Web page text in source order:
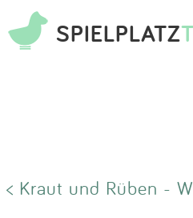
SPIELPLATZ
< Kraut und Rüben -